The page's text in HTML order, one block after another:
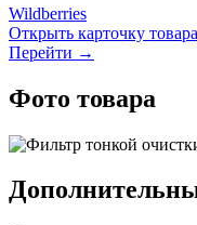
Wildberries
Открыть карточку товара
Перейти →
Фото товара